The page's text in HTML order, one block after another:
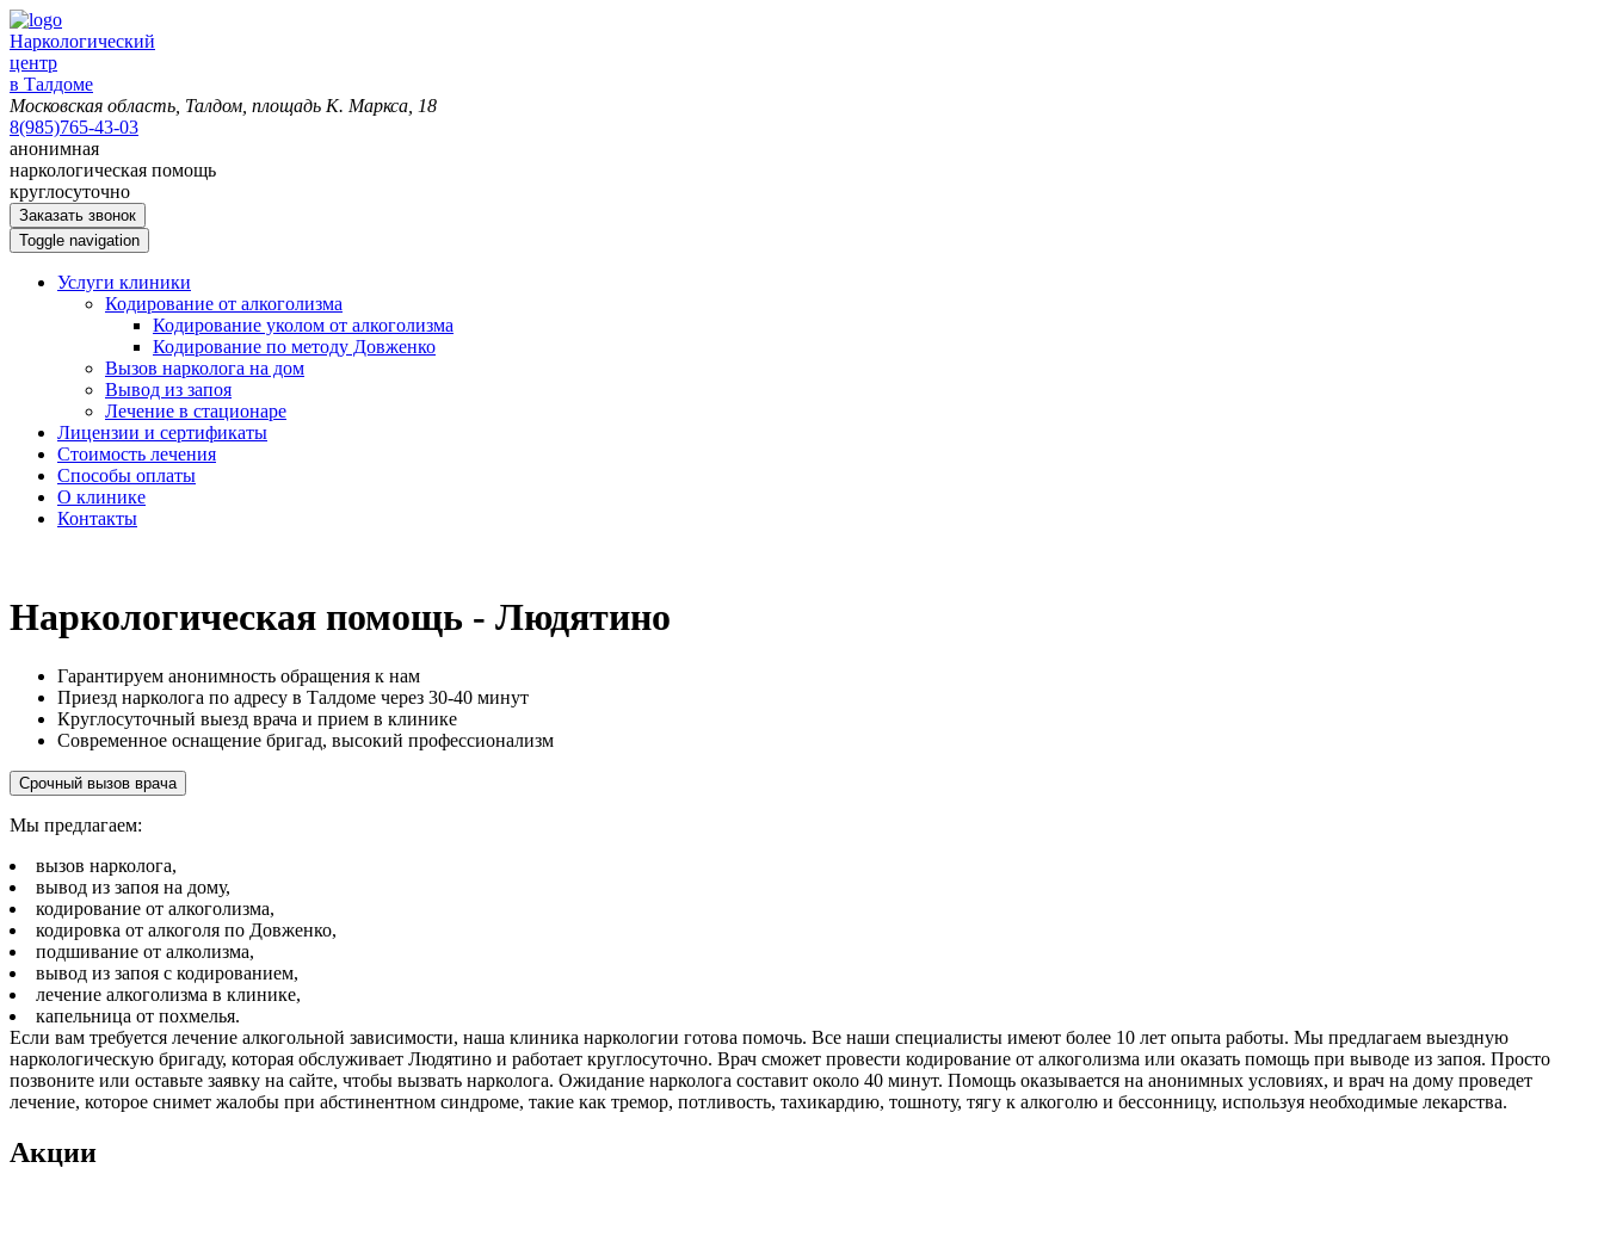
Наркологический
центр
в Талдоме
Московская область, Талдом, площадь К. Маркса, 18
8(985)765-43-03
анонимная
наркологическая помощь
круглосуточно
Заказать звонок
Toggle navigation
Услуги клиники
Кодирование от алкоголизма
Кодирование уколом от алкоголизма
Кодирование по методу Довженко
Вызов нарколога на дом
Вывод из запоя
Лечение в стационаре
Лицензии и сертификаты
Стоимость лечения
Способы оплаты
О клинике
Контакты
Наркологическая помощь - Людятино
Гарантируем анонимность обращения к нам
Приезд нарколога по адресу в Талдоме через 30-40 минут
Круглосуточный выезд врача и прием в клинике
Современное оснащение бригад, высокий профессионализм
Срочный вызов врача
Мы предлагаем:
вызов нарколога,
вывод из запоя на дому,
кодирование от алкоголизма,
кодировка от алкоголя по Довженко,
подшивание от алколизма,
вывод из запоя с кодированием,
лечение алкоголизма в клинике,
капельница от похмелья.
Если вам требуется лечение алкогольной зависимости, наша клиника наркологии готова помочь. Все наши специалисты имеют более 10 лет опыта работы. Мы предлагаем выездную
наркологическую бригаду, которая обслуживает Людятино и работает круглосуточно. Врач сможет провести кодирование от алкоголизма или оказать помощь при выводе из запоя. Просто
позвоните или оставьте заявку на сайте, чтобы вызвать нарколога. Ожидание нарколога составит около 40 минут. Помощь оказывается на анонимных условиях, и врач на дому проведет
лечение, которое снимет жалобы при абстинентном синдроме, такие как тремор, потливость, тахикардию, тошноту, тягу к алкоголю и бессонницу, используя необходимые лекарства.
Акции